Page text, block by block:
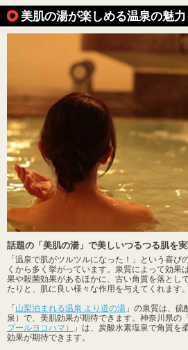
美肌の湯が楽しめる温泉の魅力
話題の「美肌の湯」で美しいつるつる肌を実
「温泉で肌がツルツルになった！」という喜び
くから多く挙がっています。泉質によって効果
果や殺菌効果があるほかに、古い角質を落とし
たりと、肌に良い様々な作用を与えてくれます。
「山梨泊まれる温泉 より道の湯 」の泉質は、
泉）で、美肌効果が期待できます。神奈川県の
ブールヨコハマ）
」は、炭酸水素塩泉で角質を
効果が期待できます。